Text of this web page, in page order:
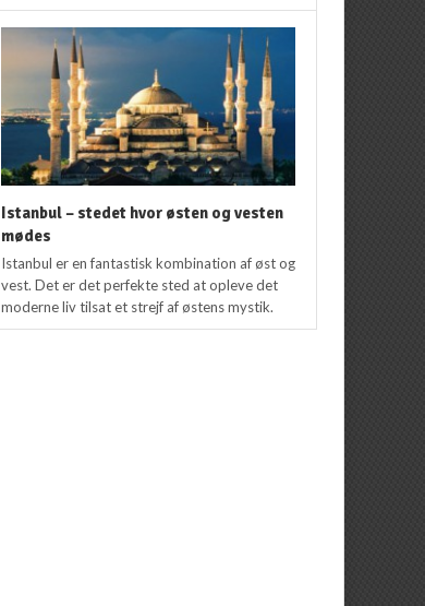
Istanbul – stedet hvor østen og vesten
mødes
Istanbul er en fantastisk kombination af øst og
vest. Det er det perfekte sted at opleve det
moderne liv tilsat et strejf af østens mystik.